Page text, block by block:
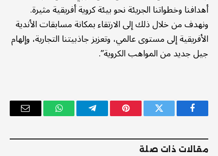
أهدافنا وخطواتنا الجريئة نحو بيئة كروية أفريقية مثيرة.
ونهدف من خلال ذلك إلى الارتقاء بمكانة مسابقات الأندية
الأفريقية إلى مستوى عالمي، وتعزيز جاذبيتنا التجارية، وإلهام
جيل جديد من المواهب الكروية”.
فيسبوك تويتر بينتيريستتيلقرام واتساب
البريد
مقالات ذات صلة